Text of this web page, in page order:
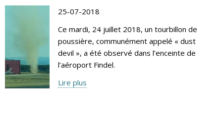
25-07-2018
Ce mardi, 24 juillet 2018, un tourbillon de
poussière, communément appelé « dust
devil », a été observé dans l’enceinte de
l’aéroport Findel.
Lire plus